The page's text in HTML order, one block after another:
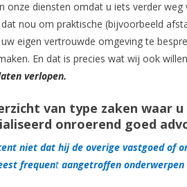
onze diensten omdat u iets verder
nou om praktische (bijvoorbeeld
eigen vertrouwde omgeving te
En dat is precies wat wij ook
verlopen.
van type zaken waar
onroerend goed
niet dat hij de overige vastgoed of
frequent aangetroffen onderwerpen